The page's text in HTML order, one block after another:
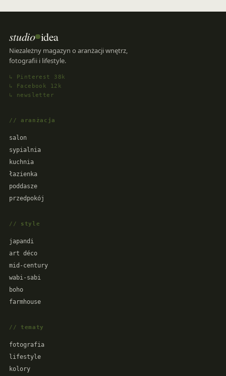
studio idea
Niezależny magazyn o aranżacji wnętrz,
fotografii i lifestyle.
↳ Pinterest 38k
↳ Facebook 12k
↳ newsletter
// aranżacja
salon
sypialnia
kuchnia
łazienka
poddasze
przedpokój
// style
japandi
art déco
mid-century
wabi-sabi
boho
farmhouse
// tematy
fotografia
lifestyle
kolory